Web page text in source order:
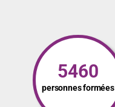
5460
personnes formées